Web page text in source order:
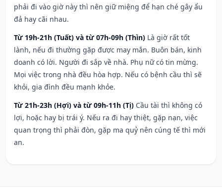
phải đi vào giờ này thì nên giữ miệng để hạn ché gây ẩu
đả hay cãi nhau.
Từ 19h-21h (Tuất) và từ 07h-09h (Thìn) Là giờ rất tốt
lành, nếu đi thường gặp được may mắn. Buôn bán, kinh
doanh có lời. Người đi sắp về nhà. Phụ nữ có tin mừng.
Mọi việc trong nhà đều hòa hợp. Nếu có bệnh cầu thì sẽ
khỏi, gia đình đều mạnh khỏe.
Từ 21h-23h (Hợi) và từ 09h-11h (Tị) Cầu tài thì không có
lợi, hoặc hay bị trái ý. Nếu ra đi hay thiệt, gặp nạn, việc
quan trọng thì phải đòn, gặp ma quỷ nên cúng tế thì mới
an.